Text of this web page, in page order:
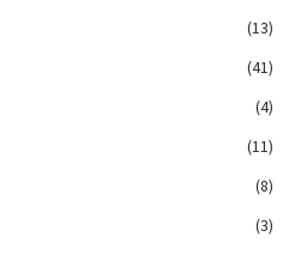
(13)
(41)
(4)
(11)
(8)
(3)